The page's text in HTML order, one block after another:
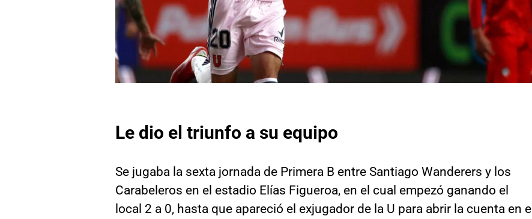
Le dio el triunfo a su equipo
Se jugaba la sexta jornada de Primera B entre Santiago Wanderers y los
Carabeleros en el estadio Elías Figueroa, en el cual empezó ganando el
local 2 a 0, hasta que apareció el exjugador de la U para abrir la cuenta en el